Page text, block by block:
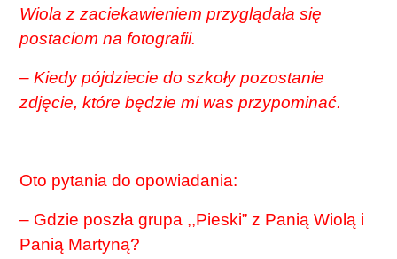
Wiola z zaciekawieniem przyglądała się
postaciom na fotografii.
– Kiedy pójdziecie do szkoły pozostanie
zdjęcie, które będzie mi was przypominać.
Oto pytania do opowiadania:
– Gdzie poszła grupa ,,Pieski” z Panią Wiolą i
Panią Martyną?